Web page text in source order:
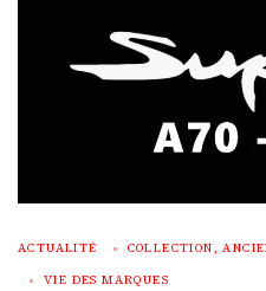
ACTUALITÉ COLLECTION,
VIE DES MARQUES